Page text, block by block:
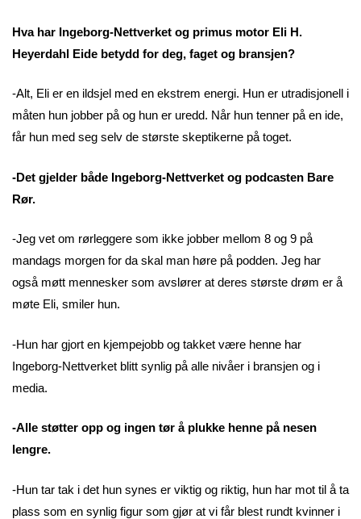
Hva har Ingeborg-Nettverket og primus motor Eli H.
Heyerdahl Eide betydd for deg, faget og bransjen?
-Alt, Eli er en ildsjel med en ekstrem energi. Hun er utradisjonell i
måten hun jobber på og hun er uredd. Når hun tenner på en ide,
får hun med seg selv de største skeptikerne på toget.
-Det gjelder både Ingeborg-Nettverket og podcasten Bare
Rør.
-Jeg vet om rørleggere som ikke jobber mellom 8 og 9 på
mandags morgen for da skal man høre på podden. Jeg har
også møtt mennesker som avslører at deres største drøm er å
møte Eli, smiler hun.
-Hun har gjort en kjempejobb og takket være henne har
Ingeborg-Nettverket blitt synlig på alle nivåer i bransjen og i
media.
-Alle støtter opp og ingen tør å plukke henne på nesen
lengre.
-Hun tar tak i det hun synes er viktig og riktig, hun har mot til å ta
plass som en synlig figur som gjør at vi får blest rundt kvinner i